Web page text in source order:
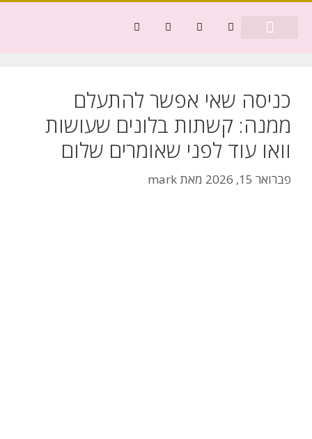
כניסה שאי אפשר להתעלם
ממנה: קשתות בלונים שעושות
וואו עוד לפני שאומרים שלום
פברואר 15, 2026 מאת mark